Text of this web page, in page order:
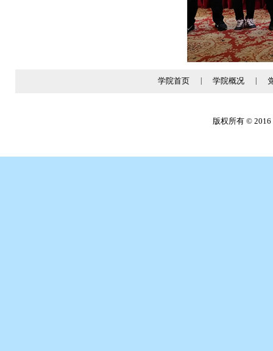
学院首页 学院概况
版权所有 © 2016